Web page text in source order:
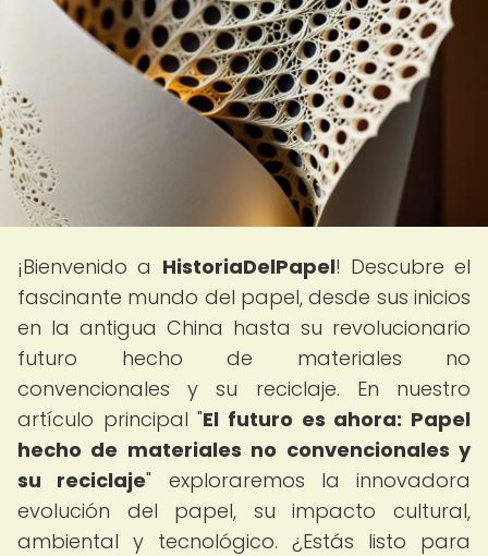
¡Bienvenido a HistoriaDelPapel! Descubre el
fascinante mundo del papel, desde sus inicios
en la antigua China hasta su revolucionario
futuro hecho de materiales no
convencionales y su reciclaje. En nuestro
artículo principal "El futuro es ahora: Papel
hecho de materiales no convencionales y
su reciclaje" exploraremos la innovadora
evolución del papel, su impacto cultural,
ambiental y tecnológico. ¿Estás listo para